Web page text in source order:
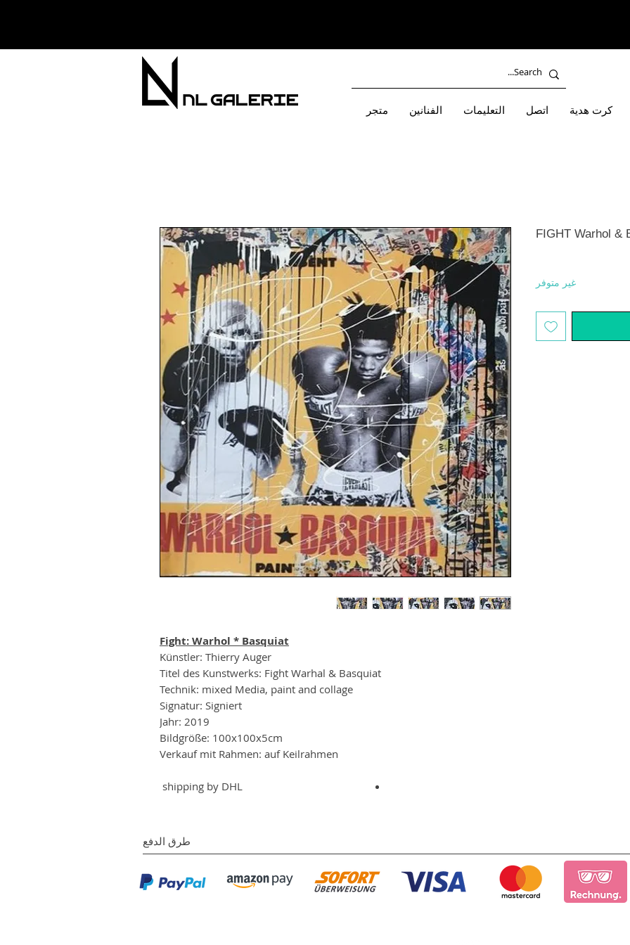
متجر الفنانين التعليمات اتصل كرت هدية
Fight: Warhol * Basquiat
Künstler: Thierry Auger
Titel des Kunstwerks: Fight Warhal & Basquiat
Technik: mixed Media, paint and collage
Signatur: Signiert
Jahr: 2019
Bildgröße: 100x100x5cm
Verkauf mit Rahmen: auf Keilrahmen
shipping by DHL
FIGHT Warhol &
غير متوفر
طرق الدفع